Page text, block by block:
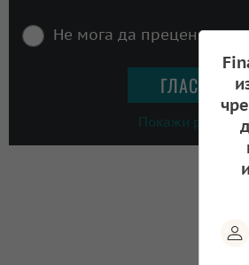
Не мога да преценя
Покажи